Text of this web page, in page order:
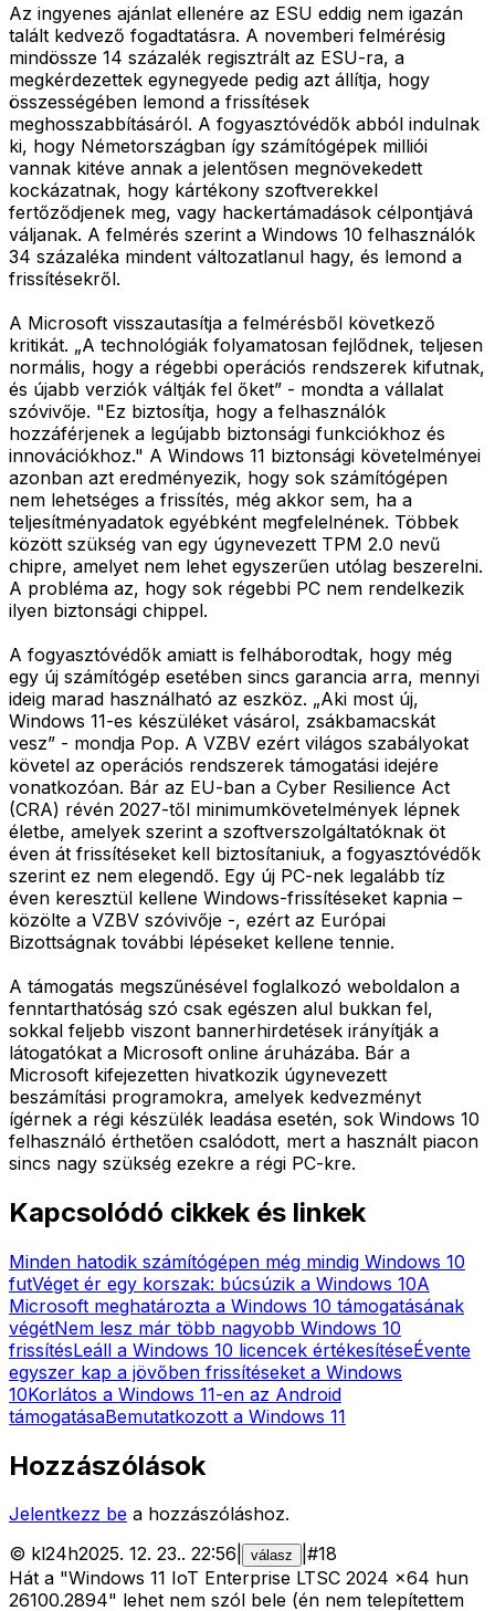
Az ingyenes ajánlat ellenére az ESU eddig nem igazán
talált kedvező fogadtatásra. A novemberi felmérésig
mindössze 14 százalék regisztrált az ESU-ra, a
megkérdezettek egynegyede pedig azt állítja, hogy
összességében lemond a frissítések
meghosszabbításáról. A fogyasztóvédők abból indulnak
ki, hogy Németországban így számítógépek milliói
vannak kitéve annak a jelentősen megnövekedett
kockázatnak, hogy kártékony szoftverekkel
fertőződjenek meg, vagy hackertámadások célpontjává
váljanak. A felmérés szerint a Windows 10 felhasználók
34 százaléka mindent változatlanul hagy, és lemond a
frissítésekről.
A Microsoft visszautasítja a felmérésből következő
kritikát. „A technológiák folyamatosan fejlődnek, teljesen
normális, hogy a régebbi operációs rendszerek kifutnak,
és újabb verziók váltják fel őket” - mondta a vállalat
szóvivője. "Ez biztosítja, hogy a felhasználók
hozzáférjenek a legújabb biztonsági funkciókhoz és
innovációkhoz." A Windows 11 biztonsági követelményei
azonban azt eredményezik, hogy sok számítógépen
nem lehetséges a frissítés, még akkor sem, ha a
teljesítményadatok egyébként megfelelnének. Többek
között szükség van egy úgynevezett TPM 2.0 nevű
chipre, amelyet nem lehet egyszerűen utólag beszerelni.
A probléma az, hogy sok régebbi PC nem rendelkezik
ilyen biztonsági chippel.
A fogyasztóvédők amiatt is felháborodtak, hogy még
egy új számítógép esetében sincs garancia arra, mennyi
ideig marad használható az eszköz. „Aki most új,
Windows 11-es készüléket vásárol, zsákbamacskát
vesz” - mondja Pop. A VZBV ezért világos szabályokat
követel az operációs rendszerek támogatási idejére
vonatkozóan. Bár az EU-ban a Cyber Resilience Act
(CRA) révén 2027-től minimumkövetelmények lépnek
életbe, amelyek szerint a szoftverszolgáltatóknak öt
éven át frissítéseket kell biztosítaniuk, a fogyasztóvédők
szerint ez nem elegendő. Egy új PC-nek legalább tíz
éven keresztül kellene Windows-frissítéseket kapnia –
közölte a VZBV szóvivője -, ezért az Európai
Bizottságnak további lépéseket kellene tennie.
A támogatás megszűnésével foglalkozó weboldalon a
fenntarthatóság szó csak egészen alul bukkan fel,
sokkal feljebb viszont bannerhirdetések irányítják a
látogatókat a Microsoft online áruházába. Bár a
Microsoft kifejezetten hivatkozik úgynevezett
beszámítási programokra, amelyek kedvezményt
ígérnek a régi készülék leadása esetén, sok Windows 10
felhasználó érthetően csalódott, mert a használt piacon
sincs nagy szükség ezekre a régi PC-kre.
Kapcsolódó cikkek és linkek
Minden hatodik számítógépen még mindig Windows 10
futVéget ér egy korszak: búcsúzik a Windows 10A
Microsoft meghatározta a Windows 10 támogatásának
végétNem lesz már több nagyobb Windows 10
frissítésLeáll a Windows 10 licencek értékesítéseÉvente
egyszer kap a jövőben frissítéseket a Windows
10Korlátos a Windows 11-en az Android
támogatásaBemutatkozott a Windows 11
Hozzászólások
Jelentkezz be a hozzászóláshoz.
© kl24h2025. 12. 23.. 22:56 válasz #18
Hát a "Windows 11 IoT Enterprise LTSC 2024 x64 hun
26100.2894" lehet nem szól bele (én nem telepítettem